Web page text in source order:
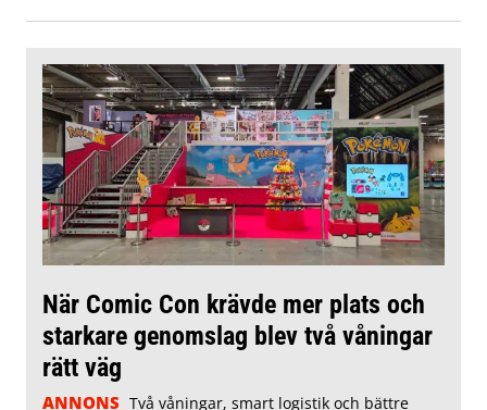
När Comic Con krävde mer plats och
starkare genomslag blev två våningar
rätt väg
ANNONS Två våningar, smart logistik och bättre